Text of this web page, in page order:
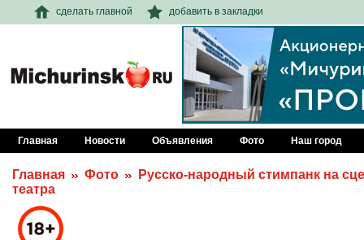
сделать главной добавить в закладки
Главная Новости Объявления Фото Наш город
Главная Фото
Русско-народный стимпанк на
театра